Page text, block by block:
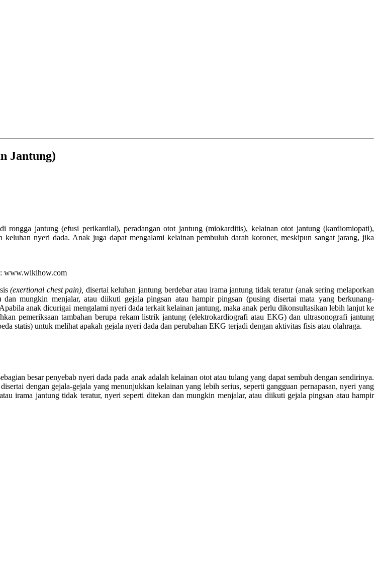
Jantung)
rongga jantung (efusi perikardial), peradangan otot jantung (miokarditis), kelainan otot jantung (kardiomiopati),
nyeri dada. Anak juga dapat mengalami kelainan pembuluh darah koroner, meskipun sangat jarang, jika
(exertional chest pain), disertai keluhan jantung berdebar atau irama jantung tidak teratur (anak sering melaporkan
mungkin menjalar, atau diikuti gejala pingsan atau hampir pingsan (pusing disertai mata yang berkunang-
anak dicurigai mengalami nyeri dada terkait kelainan jantung, maka anak perlu dikonsultasikan lebih lanjut ke
pemeriksaan tambahan berupa rekam listrik jantung (elektrokardiografi atau EKG) dan ultrasonografi jantung
statis) untuk melihat apakah gejala nyeri dada dan perubahan EKG terjadi dengan aktivitas fisis atau olahraga.
besar penyebab nyeri dada pada anak adalah kelainan otot atau tulang yang dapat sembuh dengan sendirinya.
dengan gejala-gejala yang menunjukkan kelainan yang lebih serius, seperti gangguan pernapasan, nyeri yang
irama jantung tidak teratur, nyeri seperti ditekan dan mungkin menjalar, atau diikuti gejala pingsan atau hampir